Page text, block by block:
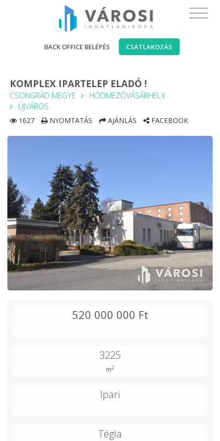
BACK OFFICE BELÉPÉS CSATLAKOZÁS
KOMPLEX IPARTELEP ELADÓ !
CSONGRÁD MEGYE
HÓDMEZŐVÁSÁRHELY
ÚJVÁROS
1627 NYOMTATÁS AJÁNLÁS FACEBOOK
520 000 000 Ft
3225
m2
Ipari
Tégla